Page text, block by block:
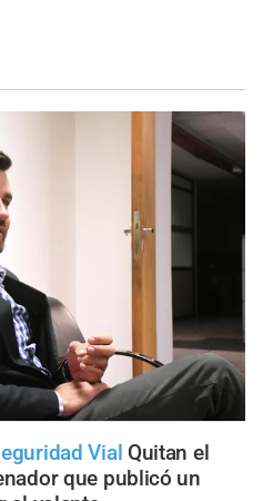
Vial Quitan el
que publicó un